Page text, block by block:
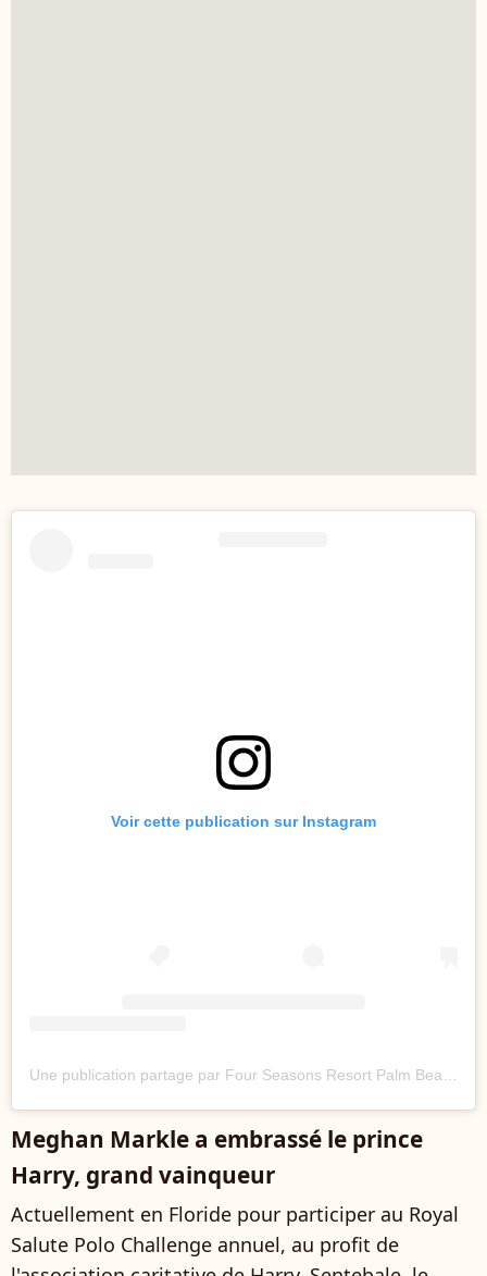
Voir cette publication sur Instagram
Meghan Markle a embrassé le prince
Harry, grand vainqueur
Actuellement en Floride pour participer au Royal
Salute Polo Challenge annuel, au profit de